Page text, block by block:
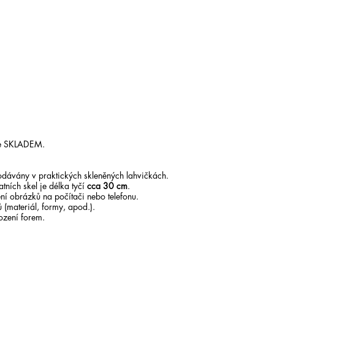
SKLADEM.
v praktických skleněných lahvičkách.
skel je délka tyčícca 30 cm.
obrázků na počítači nebo telefonu.
(materiál, formy, apod.).
forem.